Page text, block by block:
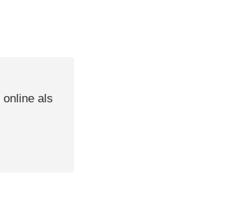
online als